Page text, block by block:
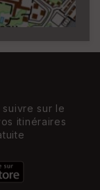
sur le
itinéraires